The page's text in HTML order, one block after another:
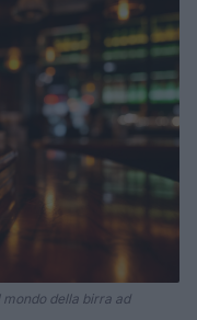
della birra ad